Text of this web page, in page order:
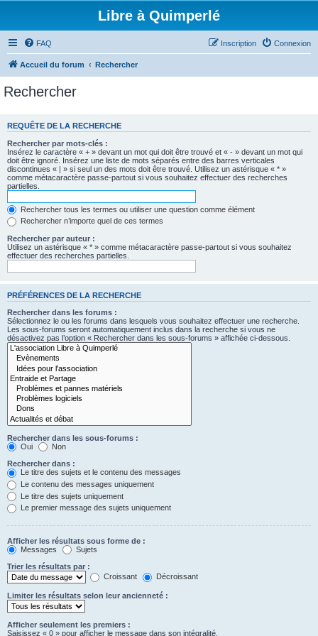
Libre à Quimperlé
FAQ Connexion
Inscription
Accueil du forum Rechercher
Rechercher
REQUÊTE DE LA RECHERCHE
Rechercher par mots-clés :
Insérez le caractère « + » devant un mot qui doit être trouvé et « - » devant un mot qui
doit être ignoré. Insérez une liste de mots séparés entre des barres verticales
discontinues « | » si seul un des mots doit être trouvé. Utilisez un astérisque « * »
comme métacaractère passe-partout si vous souhaitez effectuer des recherches
partielles.
Rechercher tous les termes ou utiliser une question comme élément
Rechercher n’importe quel de ces termes
Rechercher par auteur :
Utilisez un astérisque « * » comme métacaractère passe-partout si vous souhaitez
effectuer des recherches partielles.
PRÉFÉRENCES DE LA RECHERCHE
Rechercher dans les forums :
Sélectionnez le ou les forums dans lesquels vous souhaitez effectuer une recherche.
Les sous-forums seront automatiquement inclus dans la recherche si vous ne
désactivez pas l’option « Rechercher dans les sous-forums » affichée ci-dessous.
Rechercher dans les sous-forums :
Oui
Non
Rechercher dans :
Le titre des sujets et le contenu des messages
Le contenu des messages uniquement
Le titre des sujets uniquement
Le premier message des sujets uniquement
Afficher les résultats sous forme de :
Messages
Sujets
Trier les résultats par :
Croissant
Décroissant
Limiter les résultats selon leur ancienneté :
Afficher seulement les premiers :
Saisissez « 0 » pour afficher le message dans son intégralité.